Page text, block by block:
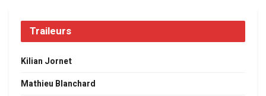
Traileurs
Kilian Jornet
Mathieu Blanchard